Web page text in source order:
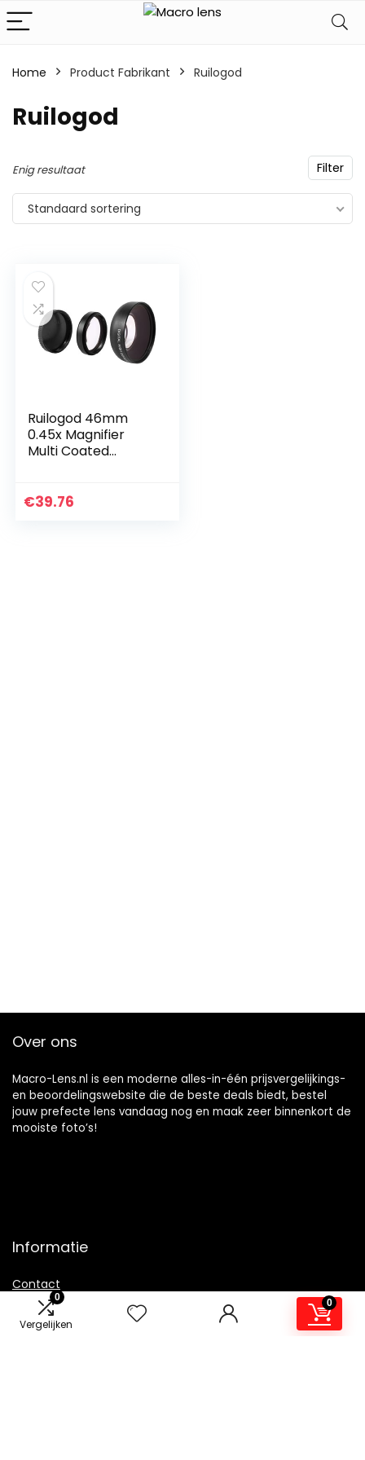
0
Vergelijken
0
Home Product Fabrikant ‎Ruilogod
‎Ruilogod
Filter
Enig resultaat
Standaard sortering
Ruilogod 46mm
0.45x Magnifier
Multi Coated
DSLR-camera
€39.76
Over ons
Macro-Lens.nl is een moderne alles-in-één prijsvergelijkings-
en beoordelingswebsite die de beste deals biedt, bestel
jouw prefecte lens vandaag nog en maak zeer binnenkort de
mooiste foto’s!
Informatie
Contact
Klantenservice
Over ons